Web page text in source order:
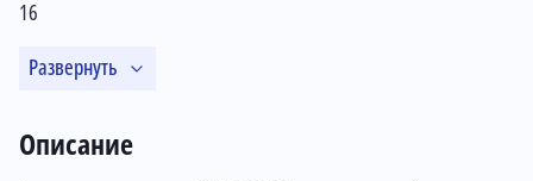
16
Развернуть
Описание